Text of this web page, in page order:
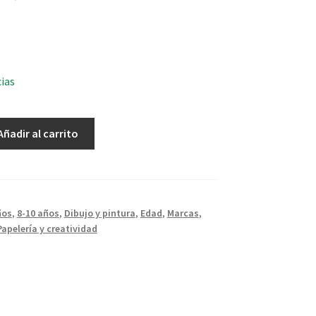
al carrito
, 8-10 años, Dibujo y pintura, Edad, Marcas,
y creatividad